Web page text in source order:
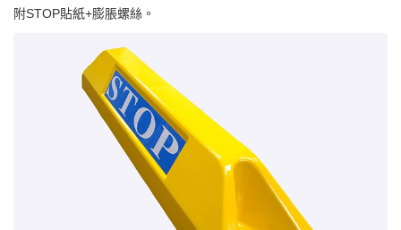
附STOP貼紙+膨脹螺絲。